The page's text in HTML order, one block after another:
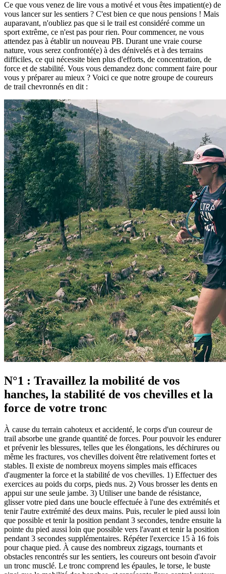
Ce que vous venez de lire vous a motivé et vous êtes impatient(e) de
vous lancer sur les sentiers ? C'est bien ce que nous pensions ! Mais
auparavant, n'oubliez pas que si le trail est considéré comme un
sport extrême, ce n'est pas pour rien. Pour commencer, ne vous
attendez pas à établir un nouveau PB. Durant une vraie course
nature, vous serez confronté(e) à des dénivelés et à des terrains
difficiles, ce qui nécessite bien plus d'efforts, de concentration, de
force et de stabilité. Vous vous demandez donc comment faire pour
vous y préparer au mieux ? Voici ce que notre groupe de coureurs
de trail chevronnés en dit :
N°1 : Travaillez la mobilité de vos
hanches, la stabilité de vos chevilles et la
force de votre tronc
À cause du terrain cahoteux et accidenté, le corps d'un coureur de
trail absorbe une grande quantité de forces. Pour pouvoir les endurer
et prévenir les blessures, telles que les élongations, les déchirures ou
même les fractures, vos chevilles doivent être relativement fortes et
stables. Il existe de nombreux moyens simples mais efficaces
d'augmenter la force et la stabilité de vos chevilles. 1) Effectuer des
exercices au poids du corps, pieds nus. 2) Vous brosser les dents en
appui sur une seule jambe. 3) Utiliser une bande de résistance,
glisser votre pied dans une boucle effectuée à l'une des extrémités et
tenir l'autre extrémité des deux mains. Puis, reculer le pied aussi loin
que possible et tenir la position pendant 3 secondes, tendre ensuite la
pointe du pied aussi loin que possible vers l'avant et tenir la position
pendant 3 secondes supplémentaires. Répéter l'exercice 15 à 16 fois
pour chaque pied. À cause des nombreux zigzags, tournants et
obstacles rencontrés sur les sentiers, les coureurs ont besoin d'avoir
un tronc musclé. Le tronc comprend les épaules, le torse, le buste